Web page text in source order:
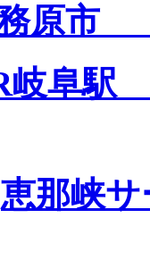
原市
岐阜駅
恵那峡